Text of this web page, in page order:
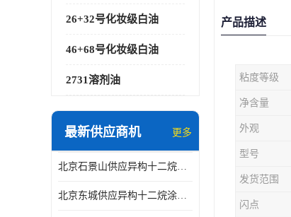
26+32号化妆级白油
46+68号化妆级白油
2731溶剂油
最新供应商机 更多
北京石景山供应异构十二烷香精助剂
北京东城供应异构十二烷涂料胶粘油墨稀释剂
产品描述
粘度等级
净含量
外观
型号
发货范围
闪点